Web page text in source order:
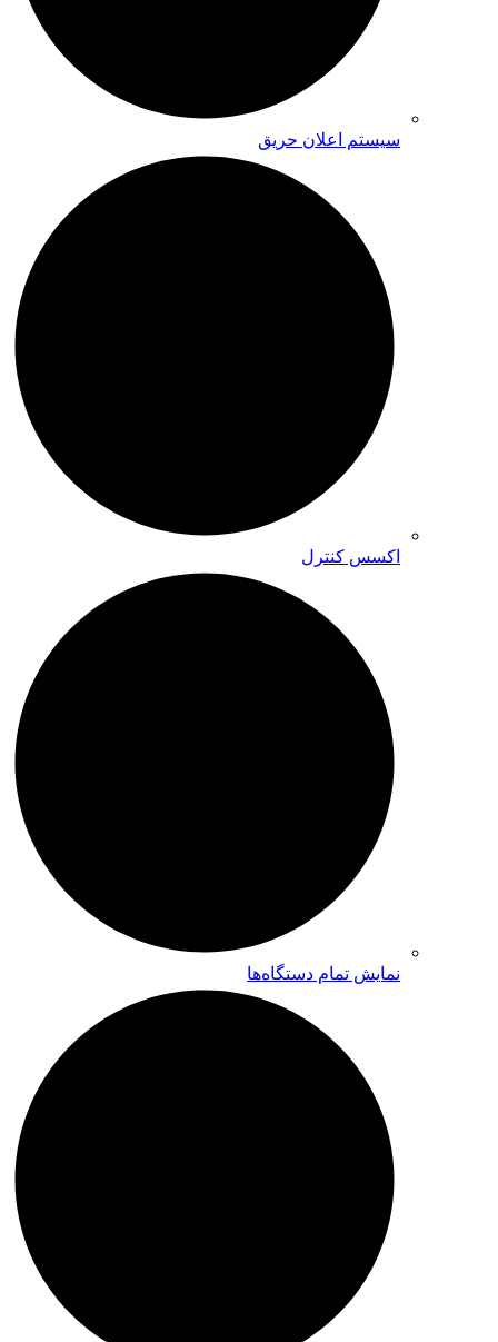
سیستم اعلان حریق
اکسس کنترل
نمایش تمام دستگاه‌ها